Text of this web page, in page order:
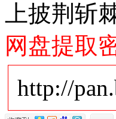
上披荆斩
网盘提取
http://